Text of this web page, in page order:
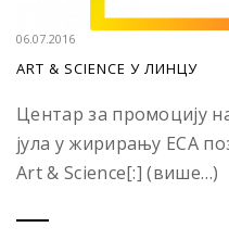
06.07.2016
ART & SCIENCE У ЛИНЦУ
Центар за промоцију
јула у жирирању ЕСА
Art & Science[:] (више…)